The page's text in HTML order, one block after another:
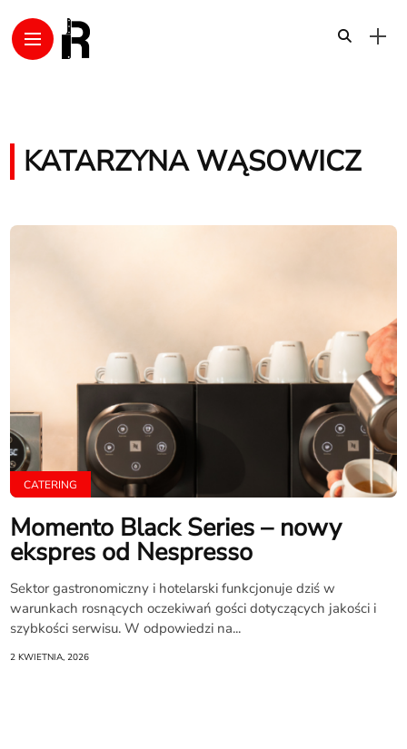
KATARZYNA WĄSOWICZ
CATERING
Momento Black Series – nowy
ekspres od Nespresso
Sektor gastronomiczny i hotelarski funkcjonuje dziś w
warunkach rosnących oczekiwań gości dotyczących jakości i
szybkości serwisu. W odpowiedzi na...
2 KWIETNIA, 2026